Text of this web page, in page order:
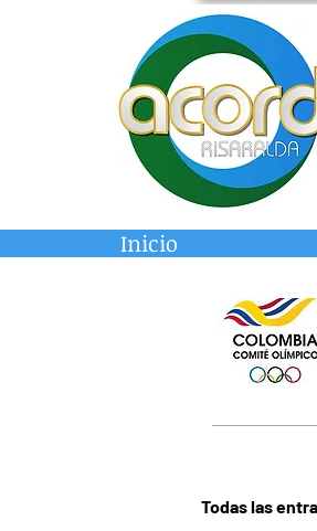
Inicio
Todas las